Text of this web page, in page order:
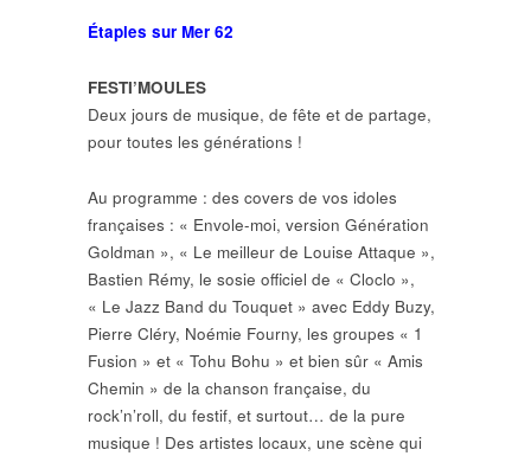
Étaples sur Mer 62
FESTI’MOULES
Deux jours de musique, de fête et de partage,
pour toutes les générations !
Au programme : des covers de vos idoles
françaises : « Envole-moi, version Génération
Goldman », « Le meilleur de Louise Attaque »,
Bastien Rémy, le sosie officiel de « Cloclo »,
« Le Jazz Band du Touquet » avec Eddy Buzy,
Pierre Cléry, Noémie Fourny, les groupes « 1
Fusion » et « Tohu Bohu » et bien sûr « Amis
Chemin » de la chanson française, du
rock’n’roll, du festif, et surtout… de la pure
musique ! Des artistes locaux, une scène qui